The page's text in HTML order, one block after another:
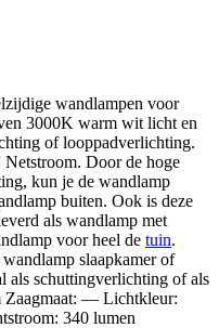
wandlampen voor
3000K warm wit licht en
of looppadverlichting.
Door de hoge
kun je de wandlamp
buiten. Ook is deze
als wandlamp met
voor heel de tuin.
slaapkamer of
als schuttingverlichting of als
Zaagmaat: — Lichtkleur:
340 lumen